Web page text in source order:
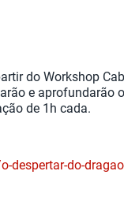
do Workshop
e aprofundarão
de 1h cada.
despertar-do-